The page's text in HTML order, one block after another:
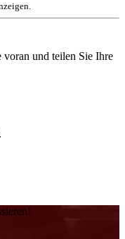
und teilen Sie Ihre